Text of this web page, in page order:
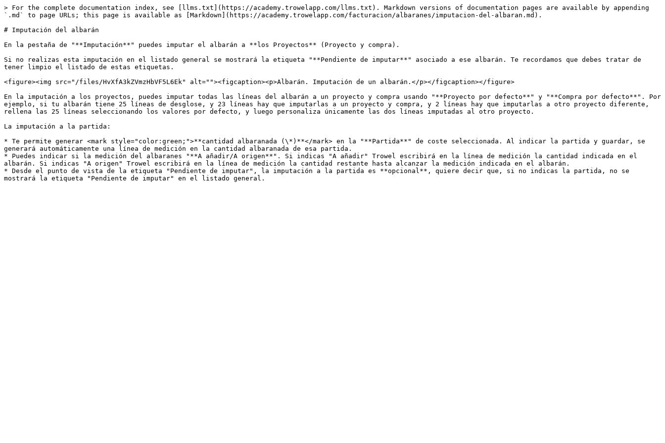
> For the complete documentation index, see [llms.txt](https://academy.trowelapp.com/llms.txt). Markdown versions of documentation pages are available by appending
`.md` to page URLs; this page is available as [Markdown](https://academy.trowelapp.com/facturacion/albaranes/imputacion-del-albaran.md).
# Imputación del albarán
En la pestaña de "**Imputación**" puedes imputar el albarán a **los Proyectos** (Proyecto y compra).
Si no realizas esta imputación en el listado general se mostrará la etiqueta "**Pendiente de imputar**" asociado a ese albarán. Te recordamos que debes tratar de
tener limpio el listado de estas etiquetas.
<figure><img src="/files/HvXfA3kZVmzHbVF5L6Ek" alt=""><figcaption><p>Albarán. Imputación de un albarán.</p></figcaption></figure>
En la imputación a los proyectos, puedes imputar todas las líneas del albarán a un proyecto y compra usando "**Proyecto por defecto**" y "**Compra por defecto**". Por
ejemplo, si tu albarán tiene 25 líneas de desglose, y 23 líneas hay que imputarlas a un proyecto y compra, y 2 líneas hay que imputarlas a otro proyecto diferente,
rellena las 25 líneas seleccionando los valores por defecto, y luego personaliza únicamente las dos líneas imputadas al otro proyecto.
La imputación a la partida:
* Te permite generar <mark style="color:green;">**cantidad albaranada (\*)**</mark> en la "**Partida**" de coste seleccionada. Al indicar la partida y guardar, se
generará automáticamente una línea de medición en la cantidad albaranada de esa partida.
* Puedes indicar si la medición del albaranes "**A añadir/A origen**". Si indicas "A añadir" Trowel escribirá en la línea de medición la cantidad indicada en el
albarán. Si indicas "A origen" Trowel escribirá en la línea de medición la cantidad restante hasta alcanzar la medición indicada en el albarán.
* Desde el punto de vista de la etiqueta "Pendiente de imputar", la imputación a la partida es **opcional**, quiere decir que, si no indicas la partida, no se